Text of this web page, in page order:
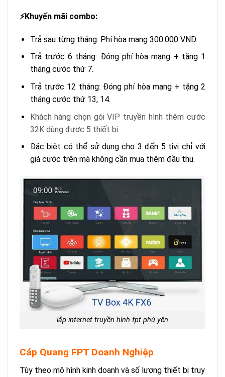
⚡️Khuyến mãi combo:
Trả sau từng tháng: Phí hòa mạng 300.000 VND.
Trả trước 6 tháng: Đóng phí hòa mạng + tặng 1
tháng cước thứ 7.
Trả trước 12 tháng: Đóng phí hòa mạng + tặng 2
tháng cước thứ 13, 14.
Khách hàng chọn gói VIP truyền hình thêm cước
32K dùng được 5 thiết bị.
Đặc biệt có thể sử dụng cho 3 đến 5 tivi chỉ với
giá cước trên mà không cần mua thêm đầu thu.
lắp internet truyền hình fpt phú yên
Cáp Quang FPT Doanh Nghiệp
Tùy theo mô hình kinh doanh và số lượng thiết bị truy